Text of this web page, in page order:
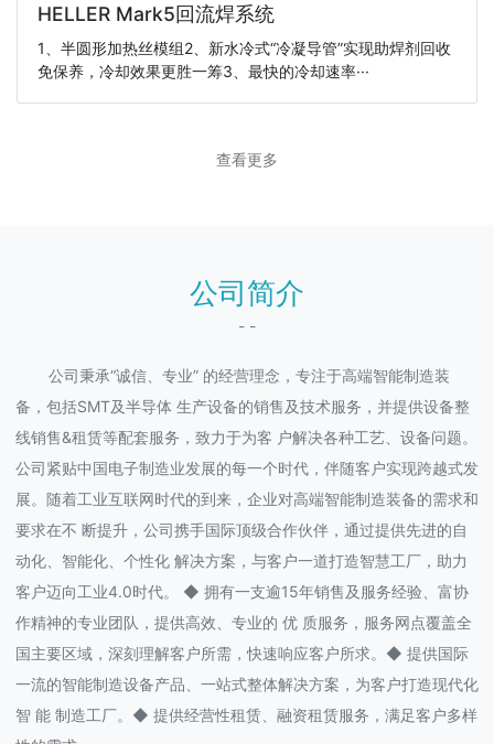
HELLER Mark5回流焊系统
1、半圆形加热丝模组2、新水冷式“冷凝导管”实现助焊剂回收
免保养，冷却效果更胜一筹3、最快的冷却速率···
查看更多
公司简介
- -
公司秉承“诚信、专业” 的经营理念，专注于高端智能制造装
备，包括SMT及半导体 生产设备的销售及技术服务，并提供设备整
线销售&租赁等配套服务，致力于为客 户解决各种工艺、设备问题。
公司紧贴中国电子制造业发展的每一个时代，伴随客户实现跨越式发
展。随着工业互联网时代的到来，企业对高端智能制造装备的需求和
要求在不 断提升，公司携手国际顶级合作伙伴，通过提供先进的自
动化、智能化、个性化 解决方案，与客户一道打造智慧工厂，助力
客户迈向工业4.0时代。 ◆ 拥有一支逾15年销售及服务经验、富协
作精神的专业团队，提供高效、专业的 优 质服务，服务网点覆盖全
国主要区域，深刻理解客户所需，快速响应客户所求。◆ 提供国际
一流的智能制造设备产品、一站式整体解决方案，为客户打造现代化
智 能 制造工厂。◆ 提供经营性租赁、融资租赁服务，满足客户多样